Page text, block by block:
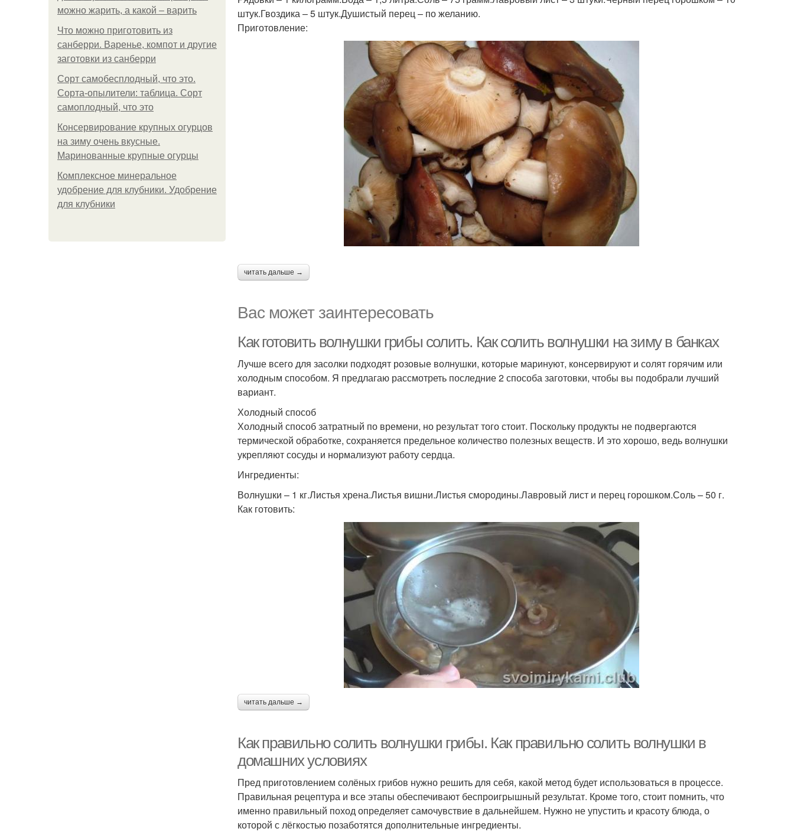
можно жарить, а какой – варить
Что можно приготовить из
санберри. Варенье, компот и другие
заготовки из санберри
Сорт самобесплодный, что это.
Сорта-опылители: таблица. Сорт
самоплодный, что это
Консервирование крупных огурцов
на зиму очень вкусные.
Маринованные крупные огурцы
Комплексное минеральное
удобрение для клубники. Удобрение
для клубники
штук.Гвоздика – 5 штук.Душистый перец – по желанию.
Приготовление:
читать дальше →
Вас может заинтересовать
Как готовить волнушки грибы солить. Как солить волнушки на зиму в банках
Лучше всего для засолки подходят розовые волнушки, которые маринуют, консервируют и солят горячим или
холодным способом. Я предлагаю рассмотреть последние 2 способа заготовки, чтобы вы подобрали лучший
вариант.
Холодный способ
Холодный способ затратный по времени, но результат того стоит. Поскольку продукты не подвергаются
термической обработке, сохраняется предельное количество полезных веществ. И это хорошо, ведь волнушки
укрепляют сосуды и нормализуют работу сердца.
Ингредиенты:
Волнушки – 1 кг.Листья хрена.Листья вишни.Листья смородины.Лавровый лист и перец горошком.Соль – 50 г.
Как готовить:
читать дальше →
Как правильно солить волнушки грибы. Как правильно солить волнушки в
домашних условиях
Пред приготовлением солёных грибов нужно решить для себя, какой метод будет использоваться в процессе.
Правильная рецептура и все этапы обеспечивают беспроигрышный результат. Кроме того, стоит помнить, что
именно правильный поход определяет самочувствие в дальнейшем. Нужно не упустить и красоту блюда, о
которой с лёгкостью позаботятся дополнительные ингредиенты.